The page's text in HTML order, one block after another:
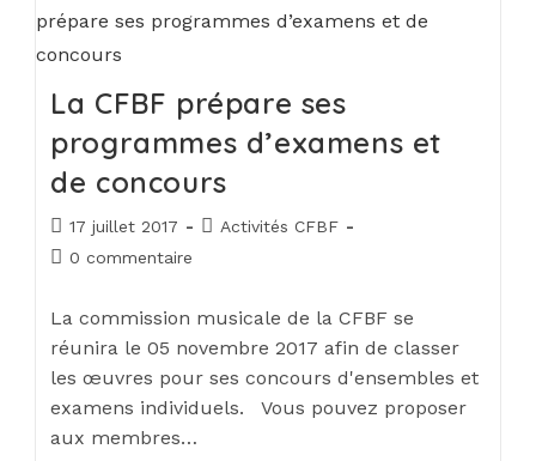
La CFBF prépare ses
programmes d’examens et
de concours
17 juillet 2017
Activités CFBF
0 commentaire
La commission musicale de la CFBF se
réunira le 05 novembre 2017 afin de classer
les œuvres pour ses concours d'ensembles et
examens individuels. Vous pouvez proposer
aux membres…